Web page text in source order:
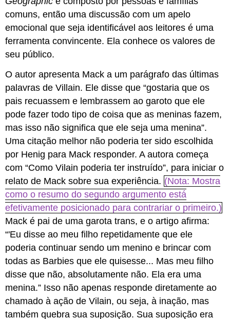
comuns, então uma discussão com um apelo
emocional que seja identificável aos leitores é uma
ferramenta convincente. Ela conhece os valores de
seu público.
O autor apresenta Mack a um parágrafo das últimas
palavras de Villain. Ele disse que “gostaria que os
pais recuassem e lembrassem ao garoto que ele
pode fazer todo tipo de coisa que as meninas fazem,
mas isso não significa que ele seja uma menina”.
Uma citação melhor não poderia ter sido escolhida
por Henig para Mack responder. A autora começa
com “Como Vilain poderia ter instruído”, para iniciar o
relato de Mack sobre sua experiência. (Nota: Mostra
como o resumo do segundo argumento está
efetivamente posicionado para contrariar o primeiro.)
Mack é pai de uma garota trans, e o artigo afirma:
“'Eu disse ao meu filho repetidamente que ele
poderia continuar sendo um menino e brincar com
todas as Barbies que ele quisesse... Mas meu filho
disse que não, absolutamente não. Ela era uma
menina.” Isso não apenas responde diretamente ao
chamado à ação de Vilain, ou seja, à inação, mas
também quebra sua suposição. Sua suposição era